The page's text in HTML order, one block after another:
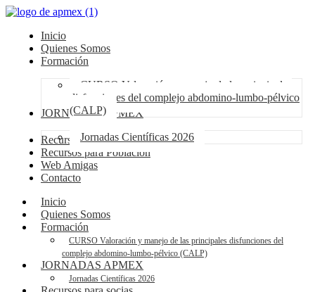
Inicio
Quienes Somos
Formación
CURSO Valoración y manejo de las principales
disfunciones del complejo abdomino-lumbo-pélvico
(CALP)
JORNADAS APMEX
Jornadas Científicas 2026
Recursos para socias
Recursos para Población
Web Amigas
Contacto
Inicio
Quienes Somos
Formación
CURSO Valoración y manejo de las principales disfunciones del
complejo abdomino-lumbo-pélvico (CALP)
JORNADAS APMEX
Jornadas Científicas 2026